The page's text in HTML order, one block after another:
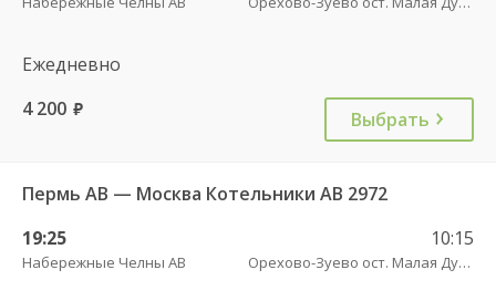
Ежедневно
4 200 руб. Выбрать
Пермь АВ — Москва Котельники АВ 2972
19:25
Набережные Челны АВ
10:15
Орехово-Зуево ост. Малая Дубна (ул. Центральная, д. 38) пов.